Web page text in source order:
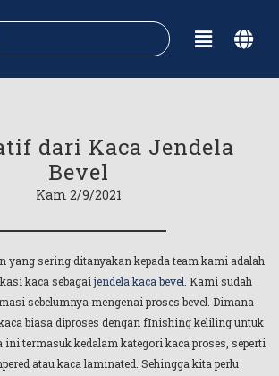
dari Kaca Jendela
Bevel
Kam 2/9/2021
yang sering ditanyakan kepada team kami adalah
kaca sebagai jendela kaca bevel . Kami sudah
sebelumnya mengenai proses bevel. Dimana
biasa diproses dengan fInishing keliling untuk
ini termasuk kedalam kategori kaca proses, seperti
atau kaca laminated. Sehingga kita perlu